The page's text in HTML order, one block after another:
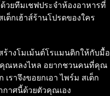
วยทีมเชฟประจำห้องอาหารที่
ต็กเฮ้าส์ร้านโปรดของใคร
ร้างโมเม้นต์โรแมนติกให้กับมื้อ
คุณหลงไหล อยากชวนคนที่คุณ
ราจึงขอยกเอา ไพร์ม สเต็ก
กาศนี้ด้วยตัวคุณเอง